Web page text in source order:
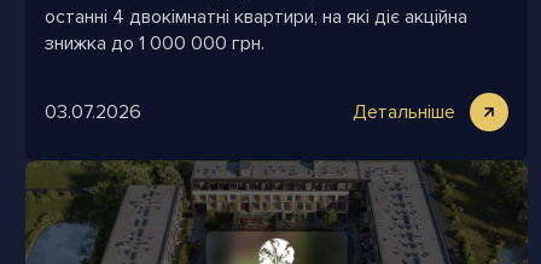
останні 4 двокімнатні квартири, на які діє акційна
знижка до 1 000 000 грн.
03.07.2026 Детальніше